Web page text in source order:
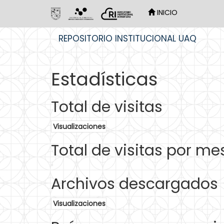
INICIO
REPOSITORIO INSTITUCIONAL UAQ
Estadísticas
Total de visitas
Visualizaciones
Total de visitas por
Archivos descargados
Visualizaciones